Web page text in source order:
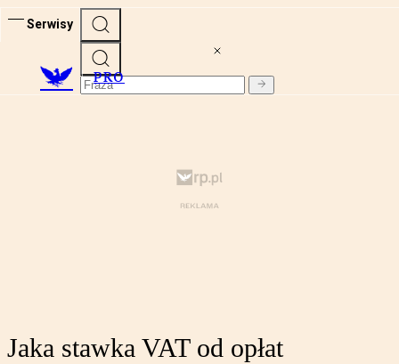
Serwisy
PRO
Jaka stawka VAT od opłat